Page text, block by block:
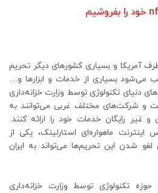
طرف آمریکا و بسیاری کشورهای دیگر تحریم
می‌شود بسیاری از خدمات و ابزارها و…
دنیای تکنولوژی توسط وزارت خزانه‌داری
و شرکت‌های مختلف غربی می‌توانند به
و غیر رایگان خدمات خود را ارائه کنند.
ماهواره‌ای استارلینک، یکی از
شدن این تحریم‌ها می‌تواند به ایران
تکنولوژی توسط وزارت خزانه‌داری